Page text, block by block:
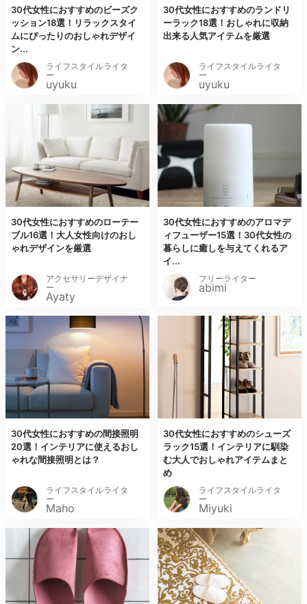
30代女性におすすめのビーズク
ッション18選！リラックスタイ
ムにぴったりのおしゃれデザイ
ン...
ライフスタイルライタ
ー
uyuku
30代女性におすすめのランドリ
ーラック18選！おしゃれに収納
出来る人気アイテムを厳選
ライフスタイルライタ
ー
uyuku
30代女性におすすめのローテー
ブル16選！大人女性向けのおし
ゃれデザインを厳選
アクセサリーデザイナ
ー
Ayaty
30代女性におすすめのアロマデ
ィフューザー15選！30代女性の
暮らしに癒しを与えてくれるア
イ...
フリーライター
abimi
30代女性におすすめの間接照明
20選！インテリアに使えるおし
ゃれな間接照明とは？
ライフスタイルライタ
ー
Maho
30代女性におすすめのシューズ
ラック15選！インテリアに馴染
む大人でおしゃれアイテムまと
め
ライフスタイルライタ
ー
Miyuki